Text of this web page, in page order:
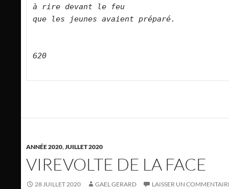
à rire devant le feu
que les jeunes avaient préparé.
620
ANNÉE 2020,JUILLET 2020
VIREVOLTE DE LA FACE
28 JUILLET 2020 GAEL GERARD LAISSER UN